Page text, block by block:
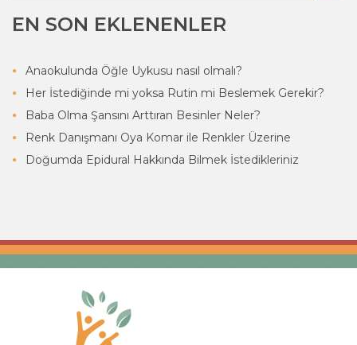
EN SON EKLENENLER
Anaokulunda Öğle Uykusu nasıl olmalı?
Her İstediğinde mi yoksa Rutin mi Beslemek Gerekir?
Baba Olma Şansını Arttıran Besinler Neler?
Renk Danışmanı Oya Komar ile Renkler Üzerine
Doğumda Epidural Hakkında Bilmek İstedikleriniz